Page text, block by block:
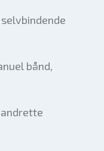
bånd,